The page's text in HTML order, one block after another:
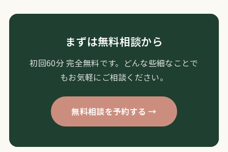
まずは無料相談から
初回60分 完全無料です。どんな些細なことで
もお気軽にご相談ください。
無料相談を予約する →